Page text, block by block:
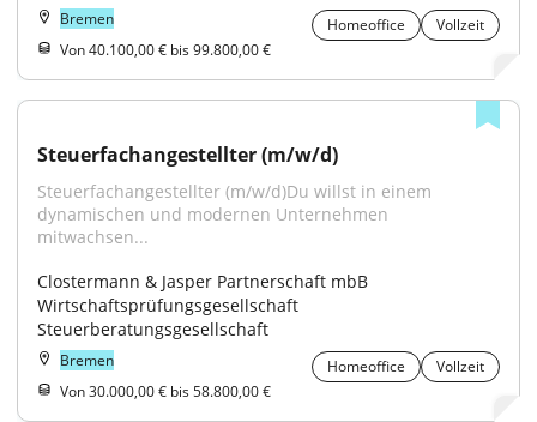
Bremen Homeoffice
Vollzeit
Von 40.100,00 € bis 99.800,00 €
Steuerfachangestellter (m/w/d)
Steuerfachangestellter (m/w/d)Du willst in einem
dynamischen und modernen Unternehmen
mitwachsen...
Clostermann & Jasper Partnerschaft mbB
Wirtschaftsprüfungsgesellschaft
Steuerberatungsgesellschaft
Bremen Homeoffice
Vollzeit
Von 30.000,00 € bis 58.800,00 €